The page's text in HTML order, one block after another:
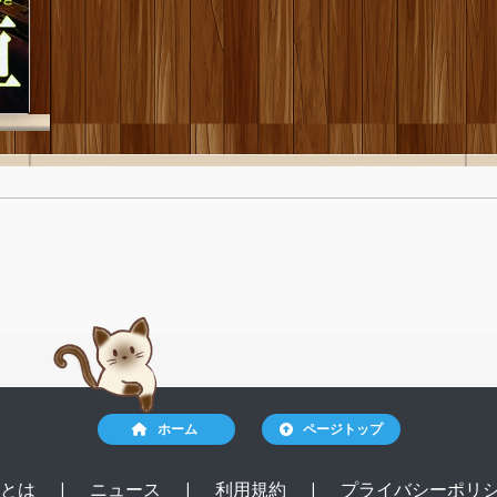
ホーム ページトップ
は | ニュース | 利用規約 | プライバシーポリ